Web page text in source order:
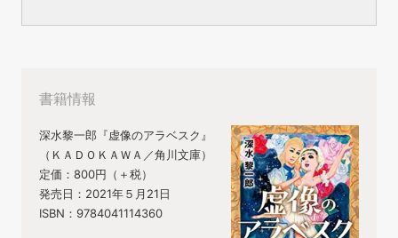
書籍情報
深水黎一郎『虚像のアラベスク』
（ＫＡＤＯＫＡＷＡ／角川文庫）
定価：800円（＋税）
発売日：2021年５月21日
ISBN：9784041114360